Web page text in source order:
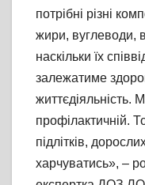
потрібні різні
жири, вуглеводи,
наскільки їх
залежатиме
життєдіяльність.
профілактичній.
підлітків,
харчуватись», –